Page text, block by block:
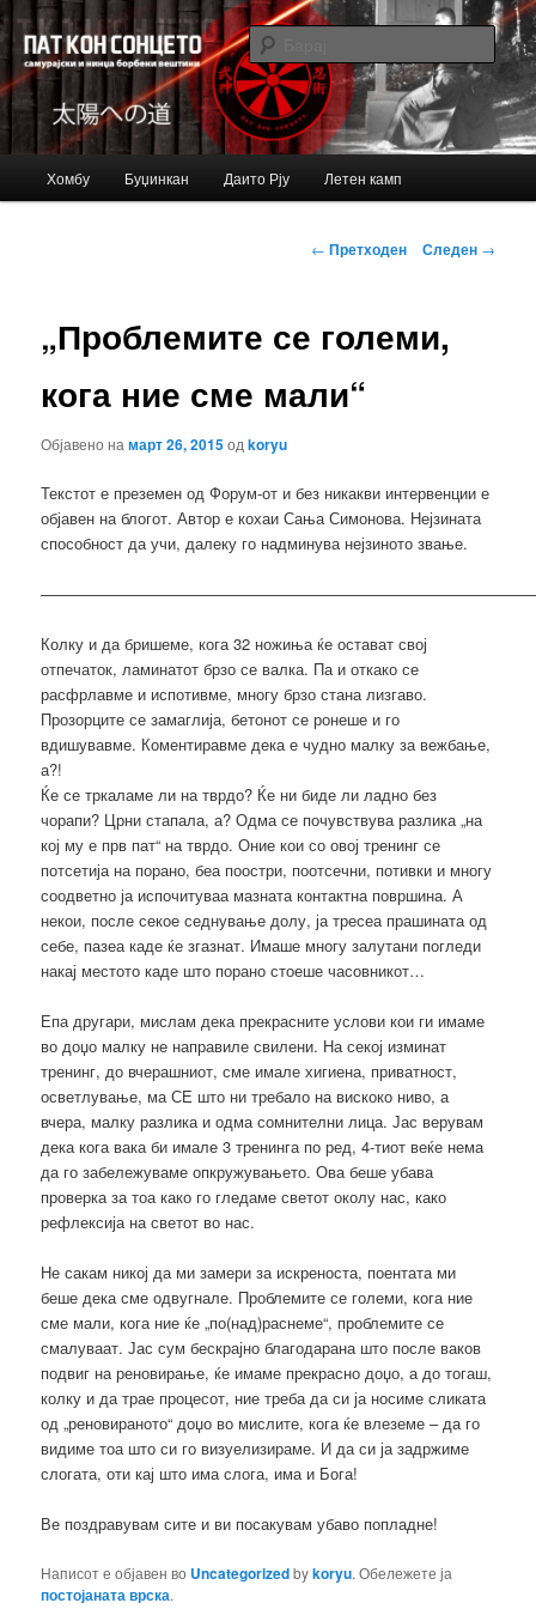
Bujinkan blog
Just another Bujinkan Sites site
Барај
Оди
содржина
Хомбу Буџинкан Даито Рју Летен камп
Навигација
← Претходен Следен →
„Проблемите се големи,
кога ние сме мали“
Објавено намарт 26, 2015одkoryu
Текстот е преземен од Форум-от и без никакви интервенции е
објавен на блогот. Автор е кохаи Сања Симонова. Нејзината
способност да учи, далеку го надминува нејзиното звање.
Колку и да бришеме, кога 32 ножиња ќе остават свој
отпечаток, ламинатот брзо се валка. Па и откако се
расфрлавме и испотивме, многу брзо стана лизгаво.
Прозорците се замаглија, бетонот се ронеше и го
вдишувавме. Коментиравме дека е чудно малку за вежбање,
а?!
Ќе се тркаламе ли на тврдо? Ќе ни биде ли ладно без
чорапи? Црни стапала, а? Одма се почувствува разлика „на
кој му е прв пат“ на тврдо. Оние кои со овој тренинг се
потсетија на порано, беа поостри, поотсечни, потивки и многу
соодветно ја испочитуваа мазната контактна површина. А
некои, после секое седнување долу, ја тресеа прашината од
себе, пазеа каде ќе згазнат. Имаше многу залутани погледи
накај местото каде што порано стоеше часовникот…
Епа другари, мислам дека прекрасните услови кои ги имаме
во доџо малку не направиле свилени. На секој изминат
тренинг, до вчерашниот, сме имале хигиена, приватност,
осветлување, ма СЕ што ни требало на вискоко ниво, а
вчера, малку разлика и одма сомнителни лица. Јас верувам
дека кога вака би имале 3 тренинга по ред, 4-тиот веќе нема
да го забележуваме опкружувањето. Ова беше убава
проверка за тоа како го гледаме светот околу нас, како
рефлексија на светот во нас.
Не сакам никој да ми замери за искреноста, поентата ми
беше дека сме одвугнале. Проблемите се големи, кога ние
сме мали, кога ние ќе „по(над)раснеме“, проблемите се
смалуваат. Јас сум бескрајно благодарана што после ваков
подвиг на реновирање, ќе имаме прекрасно доџо, а до тогаш,
колку и да трае процесот, ние треба да си ја носиме сликата
од „реновираното“ доџо во мислите, кога ќе влеземе – да го
видиме тоа што си го визуелизираме. И да си ја задржиме
слогата, оти кај што има слога, има и Бога!
Ве поздравувам сите и ви посакувам убаво попладне!
Написот е објавен во Uncategorizedbykoryu. Обележете ја
постојаната врска.